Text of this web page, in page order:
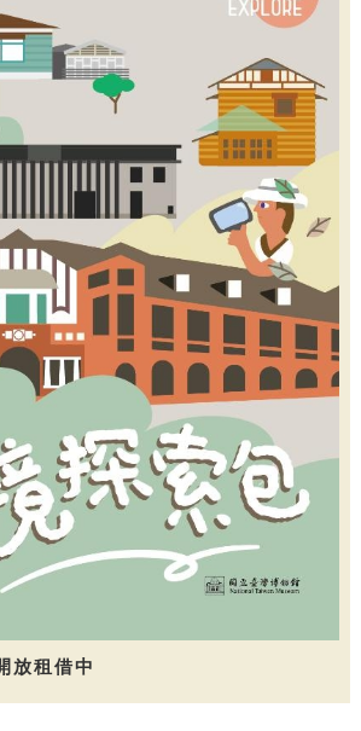
放租借中